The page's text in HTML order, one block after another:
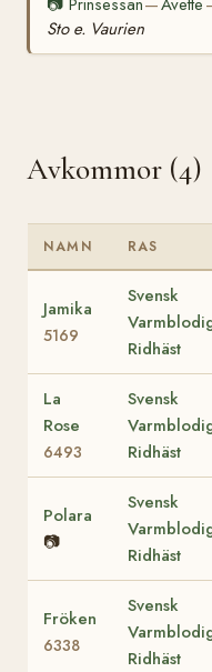
📷 Prinsessan—Avette
Sto e. Vaurien
Avkommor (4)
NAMN RAS
Jamika
5169
Svensk
Ridhäst
La
Rose
6493
Svensk
Ridhäst
Polara
📷
Svensk
Ridhäst
Fröken
6338
Svensk
Ridhäst